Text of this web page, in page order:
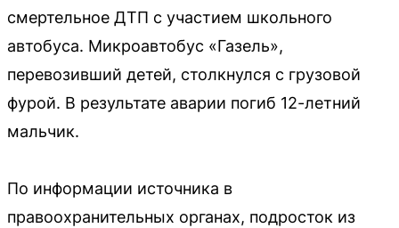
смертельное ДТП с участием школьного
автобуса. Микроавтобус «Газель»,
перевозивший детей, столкнулся с грузовой
фурой. В результате аварии погиб 12-летний
мальчик.
По информации источника в
правоохранительных органах, подросток из